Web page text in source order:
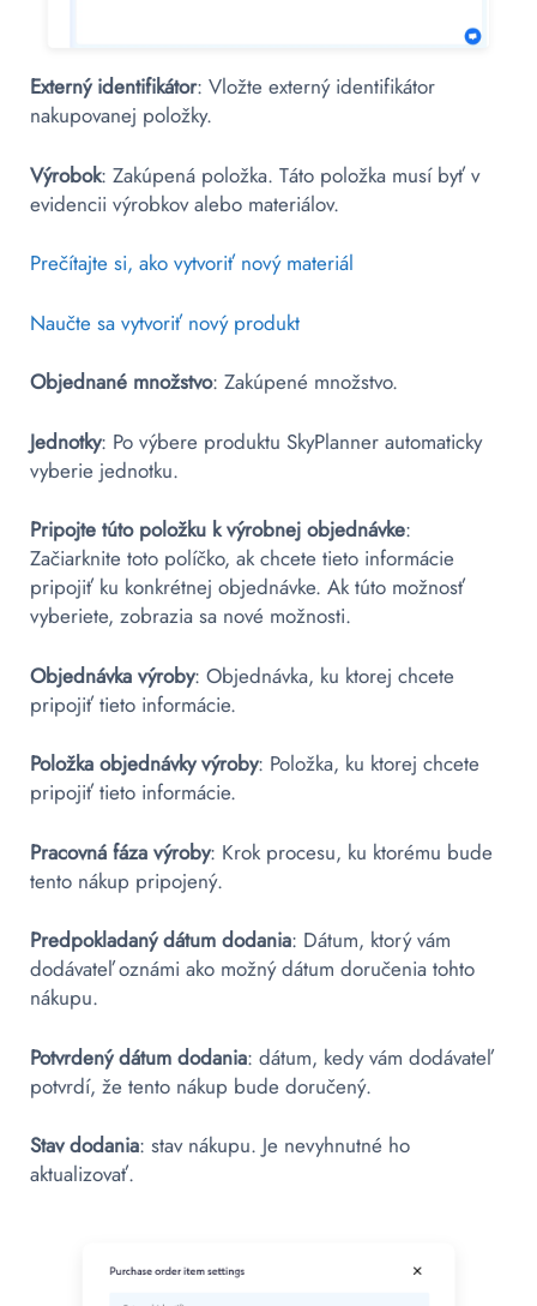
Externý identifikátor: Vložte externý identifikátor
nakupovanej položky.
Výrobok: Zakúpená položka. Táto položka musí byť v
evidencii výrobkov alebo materiálov.
Prečítajte si, ako vytvoriť nový materiál
Naučte sa vytvoriť nový produkt
Objednané množstvo: Zakúpené množstvo.
Jednotky: Po výbere produktu SkyPlanner automaticky
vyberie jednotku.
Pripojte túto položku k výrobnej objednávke:
Začiarknite toto políčko, ak chcete tieto informácie
pripojiť ku konkrétnej objednávke. Ak túto možnosť
vyberiete, zobrazia sa nové možnosti.
Objednávka výroby: Objednávka, ku ktorej chcete
pripojiť tieto informácie.
Položka objednávky výroby: Položka, ku ktorej chcete
pripojiť tieto informácie.
Pracovná fáza výroby: Krok procesu, ku ktorému bude
tento nákup pripojený.
Predpokladaný dátum dodania: Dátum, ktorý vám
dodávateľ oznámi ako možný dátum doručenia tohto
nákupu.
Potvrdený dátum dodania: dátum, kedy vám dodávateľ
potvrdí, že tento nákup bude doručený.
Stav dodania: stav nákupu. Je nevyhnutné ho
aktualizovať.